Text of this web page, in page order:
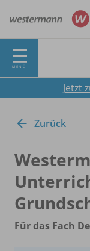
MENÜ
Jetzt
Zurück
Für das Fach